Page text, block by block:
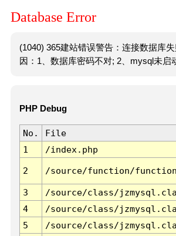
Database Error
(1040) 365建站错误警告：连接数据库
因：1、数据库密码不对; 2、mysql未启
PHP Debug
No. File
1
/index.php
2 /source/function/
3 /source/class/
4
/source/class/
5
/source/class/